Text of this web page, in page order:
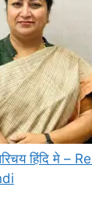
हिंदि मे –